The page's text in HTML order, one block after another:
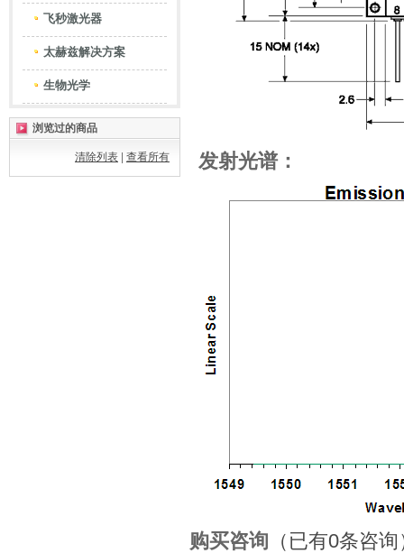
飞秒激光器
太赫兹解决方案
生物光学
浏览过的商品
清除列表 查看所有 发射光谱：
购买咨询 （已有0条咨